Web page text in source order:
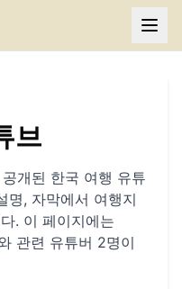
브
개된 한국 여행 유튜
명, 자막에서 여행지
. 이 페이지에는
관련 유튜버 2명이